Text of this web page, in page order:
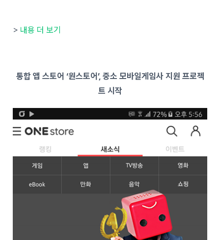
> 내용 더 보기
통합 앱 스토어 ‘원스토어’, 중소 모바일게임사 지원 프로젝
트 시작